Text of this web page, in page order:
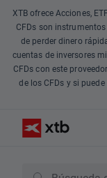
XTB ofrece Acciones,
CFDs son
de perder dinero
cuentas de inversores
CFDs con este
de los CFDs y si